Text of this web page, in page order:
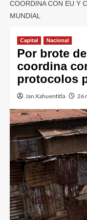
COORDINA CON EU Y
MUNDIAL
Capital Nacional
Por brote
coordina
protocolos
Jan Xahuentitla 26